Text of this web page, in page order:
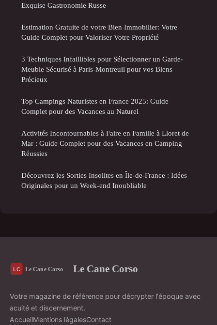
Exquise Gastronomie Russe
Estimation Gratuite de votre Bien Immobilier: Votre
Guide Complet pour Valoriser Votre Propriété
3 Techniques Infaillibles pour Sélectionner un Garde-
Meuble Sécurisé à Paris-Montreuil pour vos Biens
Précieux
Top Campings Naturistes en France 2025: Guide
Complet pour des Vacances au Naturel
Activités Incontournables à Faire en Famille à Lloret de
Mar : Guide Complet pour des Vacances en Camping
Réussies
Découvrez les Sorties Insolites en Île-de-France : Idées
Originales pour un Week-end Inoubliable
Le Cane Corso
Votre magazine de référence pour décrypter l'époque avec
acuité et discernement.
AccueilMentions légalesContact